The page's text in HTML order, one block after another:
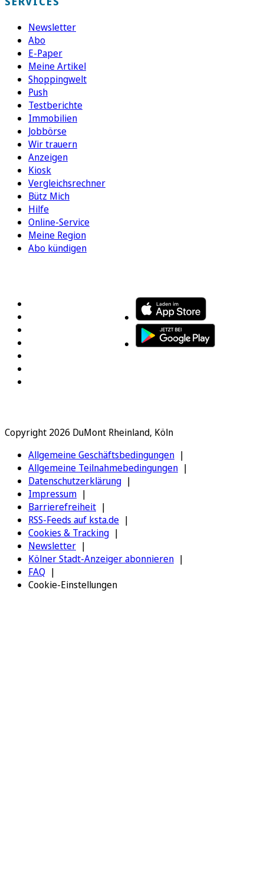
Newsletter
Abo
E-Paper
Meine Artikel
Shoppingwelt
Push
Testberichte
Immobilien
Jobbörse
Wir trauern
Anzeigen
Kiosk
Vergleichsrechner
Bütz Mich
Hilfe
Online-Service
Meine Region
Abo kündigen
Copyright 2026 DuMont Rheinland, Köln
Allgemeine Geschäftsbedingungen
Allgemeine Teilnahmebedingungen
Datenschutzerklärung
Impressum
Barrierefreiheit
RSS-Feeds auf ksta.de
Cookies & Tracking
Newsletter
Kölner Stadt-Anzeiger abonnieren
FAQ
Cookie-Einstellungen